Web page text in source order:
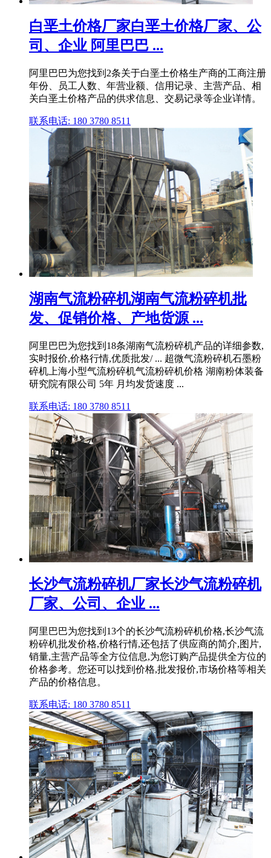
白垩土价格厂家白垩土价格厂家、公
司、企业 阿里巴巴 ...
阿里巴巴为您找到2条关于白垩土价格生产商的工商注册
年份、员工人数、年营业额、信用记录、主营产品、相
关白垩土价格产品的供求信息、交易记录等企业详情。
联系电话: 180 3780 8511
湖南气流粉碎机湖南气流粉碎机批
发、促销价格、产地货源 ...
阿里巴巴为您找到18条湖南气流粉碎机产品的详细参数,
实时报价,价格行情,优质批发/ ... 超微气流粉碎机石墨粉
碎机上海小型气流粉碎机气流粉碎机价格 湖南粉体装备
研究院有限公司 5年 月均发货速度 ...
联系电话: 180 3780 8511
长沙气流粉碎机厂家长沙气流粉碎机
厂家、公司、企业 ...
阿里巴巴为您找到13个的长沙气流粉碎机价格,长沙气流
粉碎机批发价格,价格行情,还包括了供应商的简介,图片,
销量,主营产品等全方位信息,为您订购产品提供全方位的
价格参考。您还可以找到价格,批发报价,市场价格等相关
产品的价格信息。
联系电话: 180 3780 8511